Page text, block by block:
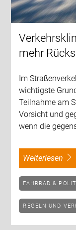
mehr
Im
wichtigste
Teilnahme am
Vorsicht und
wenn die
weiterlesen
FAHRRAD &
REGELN UND